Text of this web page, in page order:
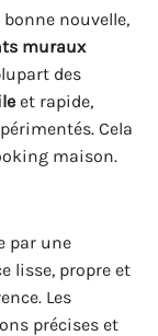
nouvelle,
muraux
des
et rapide,
Cela
maison.
par une
lisse, propre et
Les
précises et